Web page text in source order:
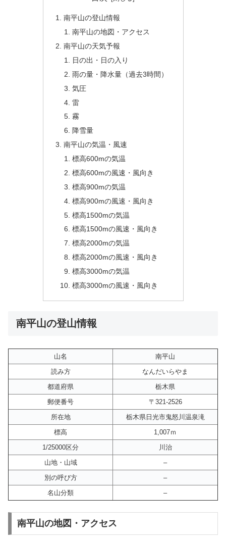
南平山の登山情報
南平山の地図・アクセス
南平山の天気予報
日の出・日の入り
雨の量・降水量（過去3時間）
気圧
雷
霧
降雪量
南平山の気温・風速
標高600mの気温
標高600mの風速・風向き
標高900mの気温
標高900mの風速・風向き
標高1500mの気温
標高1500mの風速・風向き
標高2000mの気温
標高2000mの風速・風向き
標高3000mの気温
標高3000mの風速・風向き
南平山の登山情報
山名
南平山
読み方
なんだいらやま
都道府県
栃木県
郵便番号
〒321-2526
所在地
栃木県日光市鬼怒川温泉滝
標高
1,007ｍ
1/25000区分
川治
山地・山域
–
別の呼び方
–
名山分類
–
南平山の地図・アクセス